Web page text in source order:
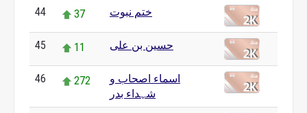
44 37 ختم نبوت
45 11 حسین بن علی
46 272
اسماء اصحاب و
شہداء بدر